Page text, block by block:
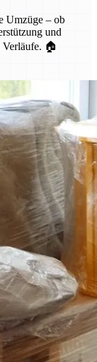
Umzüge – ob
und
Verläufe. 🏠